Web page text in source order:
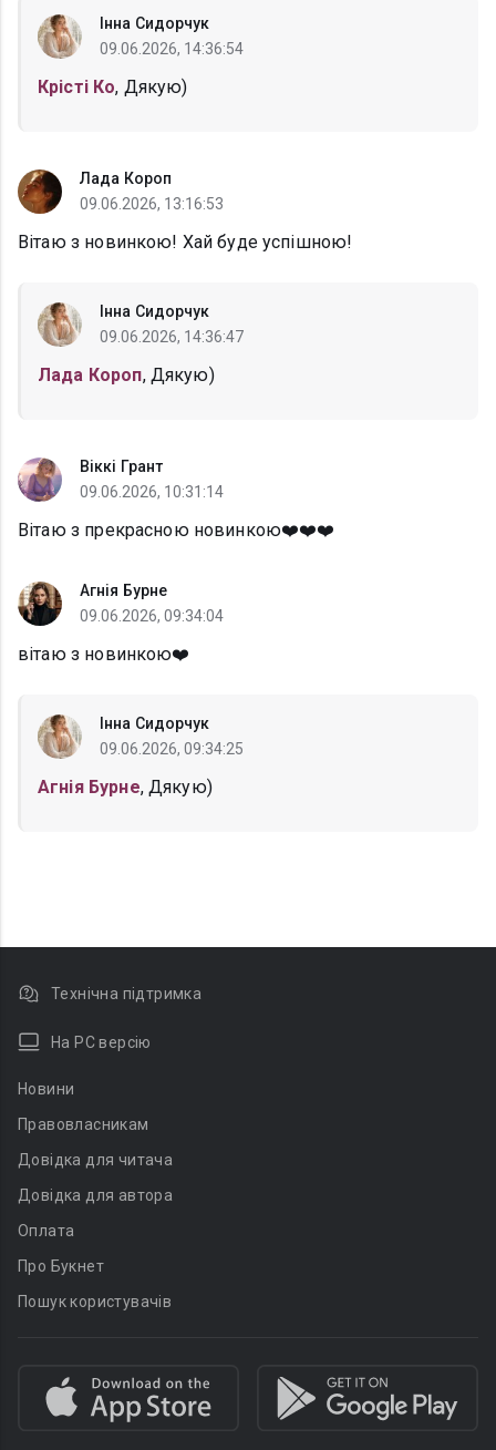
Інна Сидорчук
09.06.2026, 14:36:54
Крісті Ко, Дякую)
Лада Короп
09.06.2026, 13:16:53
Вітаю з новинкою! Хай буде успішною!
Інна Сидорчук
09.06.2026, 14:36:47
Лада Короп, Дякую)
Віккі Грант
09.06.2026, 10:31:14
Вітаю з прекрасною новинкою❤️❤️❤️
Агнія Бурне
09.06.2026, 09:34:04
вітаю з новинкою❤️
Інна Сидорчук
09.06.2026, 09:34:25
Агнія Бурне, Дякую)
Технічна підтримка
На PC версію
Новини
Правовласникам
Довідка для читача
Довідка для автора
Оплата
Про Букнет
Пошук користувачів